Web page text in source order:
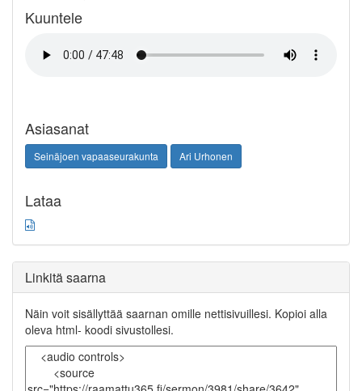
Kuuntele
Asiasanat
Seinäjoen vapaaseurakunta Ari Urhonen
Lataa
Linkitä saarna
Näin voit sisällyttää saarnan omille nettisivuillesi. Kopioi alla
oleva html- koodi sivustollesi.